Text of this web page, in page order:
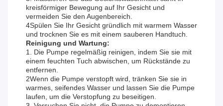
kreisförmiger Bewegung auf Ihr Gesicht und
vermeiden Sie den Augenbereich.
4Spülen Sie Ihr Gesicht gründlich mit warmem Wasser
und trocknen Sie es mit einem sauberen Handtuch.
Reinigung und Wartung:
1. Die Pumpe regelmäßig reinigen, indem Sie sie mit
einem feuchten Tuch abwischen, um Rückstände zu
entfernen.
2Wenn die Pumpe verstopft wird, tränken Sie sie in
warmes, seifendes Wasser und lassen Sie die Pumpe
laufen, um die Verstopfung zu beseitigen.